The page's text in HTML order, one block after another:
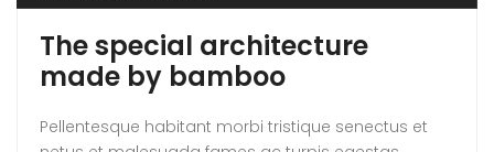
The special architecture
made by bamboo
Pellentesque habitant morbi tristique senectus et